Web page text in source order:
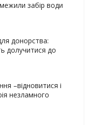
забір води
донорства:
долучитися до
–відновитися і
незламного